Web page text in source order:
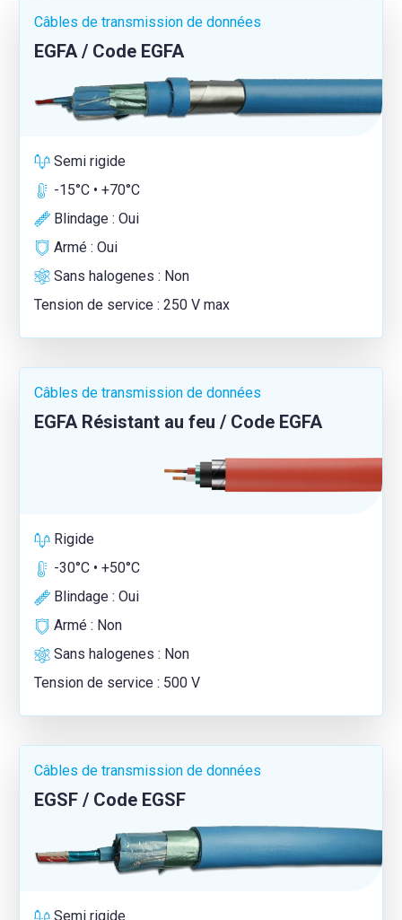
Câbles de transmission de données
EGFA / Code EGFA
Semi rigide
-15°C • +70°C
Blindage : Oui
Armé : Oui
Sans halogenes : Non
Tension de service : 250 V max
Câbles de transmission de données
EGFA Résistant au feu / Code EGFA
Rigide
-30°C • +50°C
Blindage : Oui
Armé : Non
Sans halogenes : Non
Tension de service : 500 V
Câbles de transmission de données
EGSF / Code EGSF
Semi rigide